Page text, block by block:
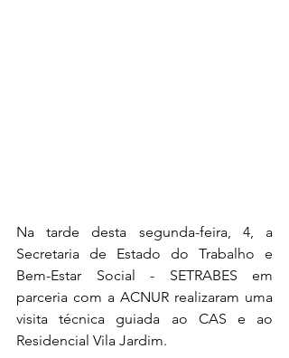
Na tarde desta segunda-feira, 4, a
Secretaria de Estado do Trabalho e
Bem-Estar Social - SETRABES em
parceria com a ACNUR realizaram uma
visita técnica guiada ao CAS e ao
Residencial Vila Jardim.